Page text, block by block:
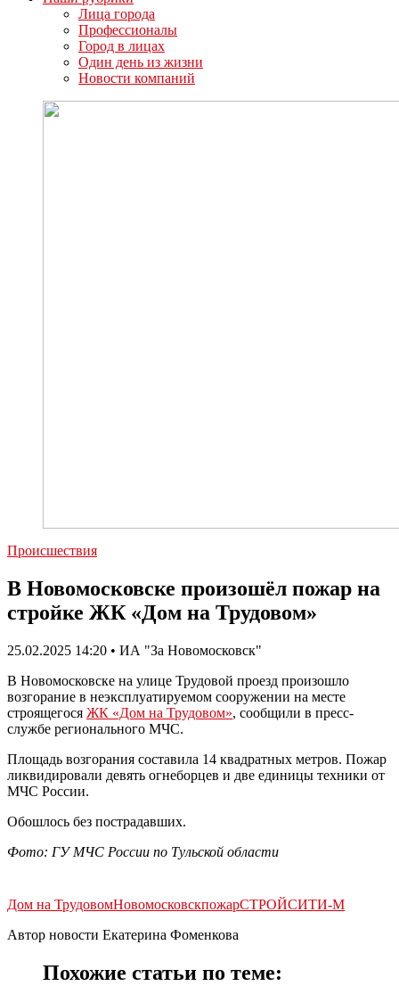
Лица города
Профессионалы
Город в лицах
Один день из жизни
Новости компаний
Происшествия
В Новомосковске произошёл пожар на
стройке ЖК «Дом на Трудовом»
25.02.2025 14:20 • ИА "За Новомосковск"
В Новомосковске на улице Трудовой проезд произошло
возгорание в неэксплуатируемом сооружении на месте
строящегося ЖК «Дом на Трудовом», сообщили в пресс-
службе регионального МЧС.
Площадь возгорания составила 14 квадратных метров. Пожар
ликвидировали девять огнеборцев и две единицы техники от
МЧС России.
Обошлось без пострадавших.
Фото: ГУ МЧС России по Тульской области
Дом на ТрудовомНовомосковскпожарСТРОЙСИТИ-М
Автор новости Екатерина Фоменкова
Похожие статьи по теме: